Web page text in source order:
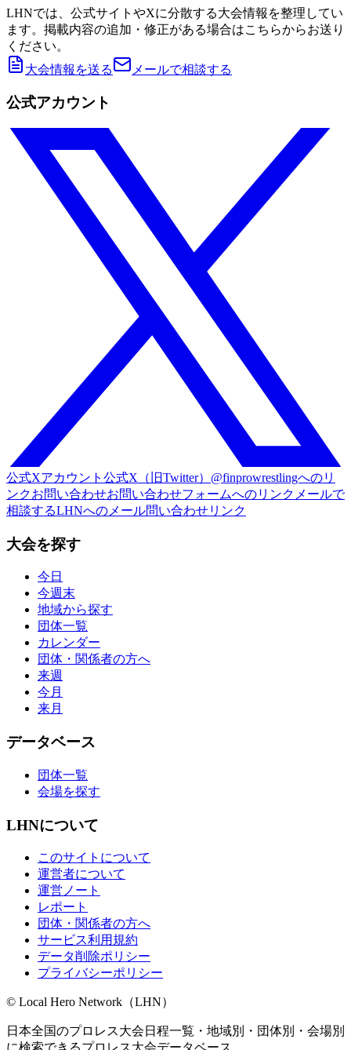
LHNでは、公式サイトやXに分散する大会情報を整理してい
ます。掲載内容の追加・修正がある場合はこちらからお送り
ください。
大会情報を送る
メールで相談する
公式アカウント
公式Xアカウント 公式X（旧Twitter）@finprowrestlingへのリ
ンクお問い合わせお問い合わせフォームへのリンク メールで
相談するLHNへのメール問い合わせリンク
大会を探す
今日
今週末
地域から探す
団体一覧
カレンダー
団体・関係者の方へ
来週
今月
来月
データベース
団体一覧
会場を探す
LHNについて
このサイトについて
運営者について
運営ノート
レポート
団体・関係者の方へ
サービス利用規約
データ削除ポリシー
プライバシーポリシー
© Local Hero Network（LHN）
日本全国のプロレス大会日程一覧・地域別・団体別・会場別